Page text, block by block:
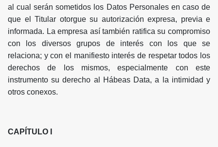
al cual serán sometidos los Datos Personales en caso de
que el Titular otorgue su autorización expresa, previa e
informada. La empresa así también ratifica su compromiso
con los diversos grupos de interés con los que se
relaciona; y con el manifiesto interés de respetar todos los
derechos de los mismos, especialmente con este
instrumento su derecho al Hábeas Data, a la intimidad y
otros conexos.
CAPÍTULO I